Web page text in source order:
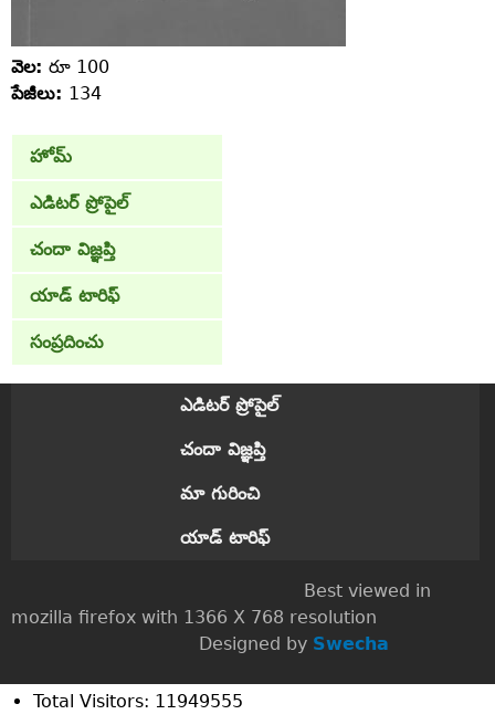
వెల: రూ 100
పేజీలు: 134
హోమ్
ఎడిటర్ ప్రోపైల్
చందా విజ్ఞప్తి
యాడ్ టారిఫ్
సంప్రదించు
ఎడిటర్ ప్రోపైల్
చందా విజ్ఞప్తి
మా గురించి
యాడ్ టారిఫ్
Best viewed in
mozilla firefox with 1366 X 768 resolution
Designed by Swecha
Total Visitors: 11949555